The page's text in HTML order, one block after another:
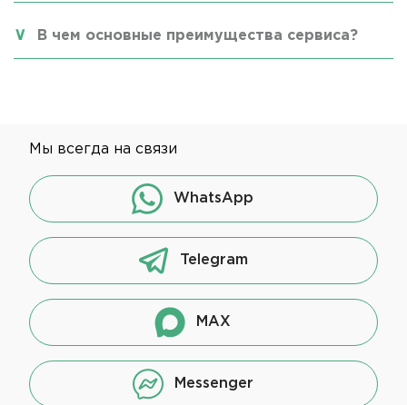
В чем основные преимущества сервиса?
Мы всегда на связи
WhatsApp
Telegram
MAX
Messenger